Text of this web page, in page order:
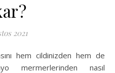
2021
mermerlerinden nasıl